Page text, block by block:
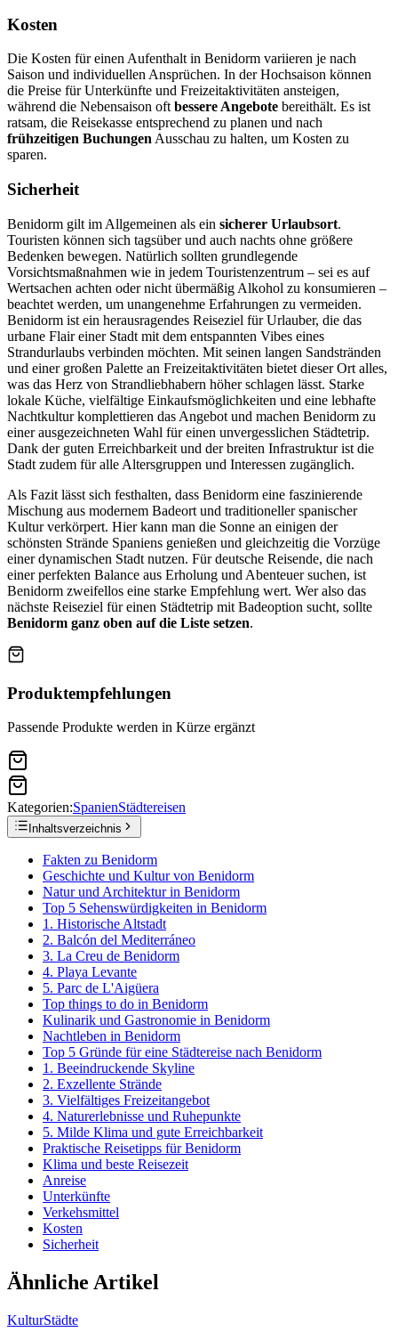
Kosten
Die Kosten für einen Aufenthalt in Benidorm variieren je nach
Saison und individuellen Ansprüchen. In der Hochsaison können
die Preise für Unterkünfte und Freizeitaktivitäten ansteigen,
während die Nebensaison oft bessere Angebote bereithält. Es ist
ratsam, die Reisekasse entsprechend zu planen und nach
frühzeitigen Buchungen Ausschau zu halten, um Kosten zu
sparen.
Sicherheit
Benidorm gilt im Allgemeinen als ein sicherer Urlaubsort.
Touristen können sich tagsüber und auch nachts ohne größere
Bedenken bewegen. Natürlich sollten grundlegende
Vorsichtsmaßnahmen wie in jedem Touristenzentrum – sei es auf
Wertsachen achten oder nicht übermäßig Alkohol zu konsumieren –
beachtet werden, um unangenehme Erfahrungen zu vermeiden.
Benidorm ist ein herausragendes Reiseziel für Urlauber, die das
urbane Flair einer Stadt mit dem entspannten Vibes eines
Strandurlaubs verbinden möchten. Mit seinen langen Sandstränden
und einer großen Palette an Freizeitaktivitäten bietet dieser Ort alles,
was das Herz von Strandliebhabern höher schlagen lässt. Starke
lokale Küche, vielfältige Einkaufsmöglichkeiten und eine lebhafte
Nachtkultur komplettieren das Angebot und machen Benidorm zu
einer ausgezeichneten Wahl für einen unvergesslichen Städtetrip.
Dank der guten Erreichbarkeit und der breiten Infrastruktur ist die
Stadt zudem für alle Altersgruppen und Interessen zugänglich.
Als Fazit lässt sich festhalten, dass Benidorm eine faszinierende
Mischung aus modernem Badeort und traditioneller spanischer
Kultur verkörpert. Hier kann man die Sonne an einigen der
schönsten Strände Spaniens genießen und gleichzeitig die Vorzüge
einer dynamischen Stadt nutzen. Für deutsche Reisende, die nach
einer perfekten Balance aus Erholung und Abenteuer suchen, ist
Benidorm zweifellos eine starke Empfehlung wert. Wer also das
nächste Reiseziel für einen Städtetrip mit Badeoption sucht, sollte
Benidorm ganz oben auf die Liste setzen.
Produktempfehlungen
Passende Produkte werden in Kürze ergänzt
Kategorien:SpanienStädtereisen
Inhaltsverzeichnis
Fakten zu Benidorm
Geschichte und Kultur von Benidorm
Natur und Architektur in Benidorm
Top 5 Sehenswürdigkeiten in Benidorm
1. Historische Altstadt
2. Balcón del Mediterráneo
3. La Creu de Benidorm
4. Playa Levante
5. Parc de L'Aigüera
Top things to do in Benidorm
Kulinarik und Gastronomie in Benidorm
Nachtleben in Benidorm
Top 5 Gründe für eine Städtereise nach Benidorm
1. Beeindruckende Skyline
2. Exzellente Strände
3. Vielfältiges Freizeitangebot
4. Naturerlebnisse und Ruhepunkte
5. Milde Klima und gute Erreichbarkeit
Praktische Reisetipps für Benidorm
Klima und beste Reisezeit
Anreise
Unterkünfte
Verkehsmittel
Kosten
Sicherheit
Ähnliche Artikel
KulturStädte